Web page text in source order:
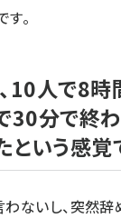
。
10人で8
30分で終
いう感覚
ないし、突然辞